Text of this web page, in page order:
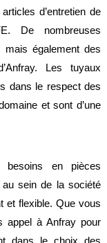
d’entretien de
De nombreuses
également des
Les tuyaux
dans le respect des
et sont d’une
en pièces
sein de la société
et flexible. Que vous
appel à Anfray pour
dans le choix des